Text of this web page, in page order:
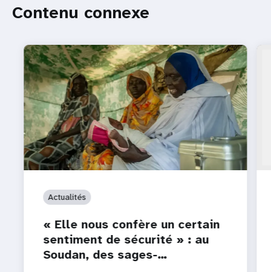
Contenu connexe
Actualités
« Elle nous confère un certain
sentiment de sécurité » : au
Soudan, des sages-…